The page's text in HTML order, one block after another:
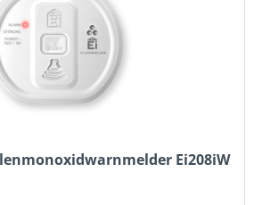
Ei208iW